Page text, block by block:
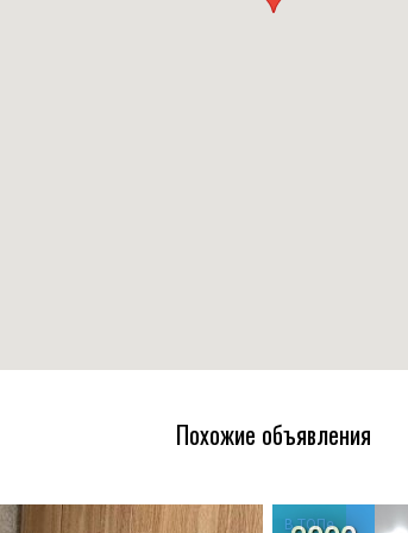
Похожие объявления
В ТОПе